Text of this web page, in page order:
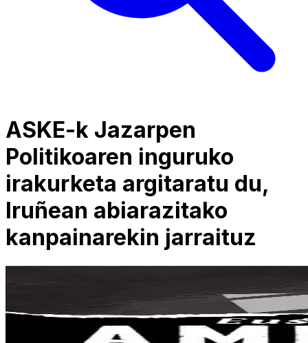
ASKE-k Jazarpen
Politikoaren inguruko
irakurketa argitaratu du,
Iruñean abiarazitako
kanpainarekin jarraituz